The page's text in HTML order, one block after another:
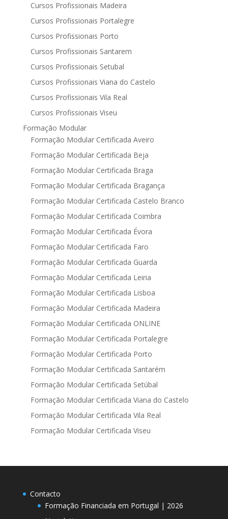
Cursos Profissionais Madeira
Cursos Profissionais Portalegre
Cursos Profissionais Porto
Cursos Profissionais Santarem
Cursos Profissionais Setubal
Cursos Profissionais Viana do Castelo
Cursos Profissionais Vila Real
Cursos Profissionais Viseu
Formação Modular
Formação Modular Certificada Aveiro
Formação Modular Certificada Beja
Formação Modular Certificada Braga
Formação Modular Certificada Bragança
Formação Modular Certificada Castelo Branco
Formação Modular Certificada Coimbra
Formação Modular Certificada Évora
Formação Modular Certificada Faro
Formação Modular Certificada Guarda
Formação Modular Certificada Leiria
Formação Modular Certificada Lisboa
Formação Modular Certificada Madeira
Formação Modular Certificada ONLINE
Formação Modular Certificada Portalegre
Formação Modular Certificada Porto
Formação Modular Certificada Santarém
Formação Modular Certificada Setúbal
Formação Modular Certificada Viana do Castelo
Formação Modular Certificada Vila Real
Formação Modular Certificada Viseu
Contacto
Formação Financiada em Portugal | 2026